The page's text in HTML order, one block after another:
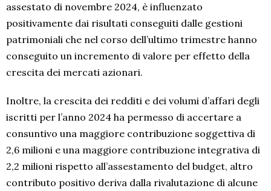
assestato di novembre 2024, è influenzato
positivamente dai risultati conseguiti dalle gestioni
patrimoniali che nel corso dell’ultimo trimestre hanno
conseguito un incremento di valore per effetto della
crescita dei mercati azionari.
Inoltre, la crescita dei redditi e dei volumi d’affari degli
iscritti per l’anno 2024 ha permesso di accertare a
consuntivo una maggiore contribuzione soggettiva di
2,6 milioni e una maggiore contribuzione integrativa di
2,2 milioni rispetto all’assestamento del budget, altro
contributo positivo deriva dalla rivalutazione di alcune